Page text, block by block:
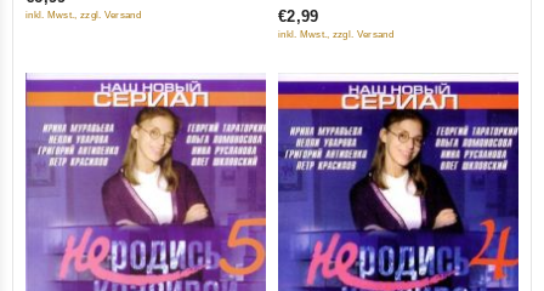
of
inkl. Mwst., zzgl. Versand
5
€2,99
inkl. Mwst., zzgl. Versand